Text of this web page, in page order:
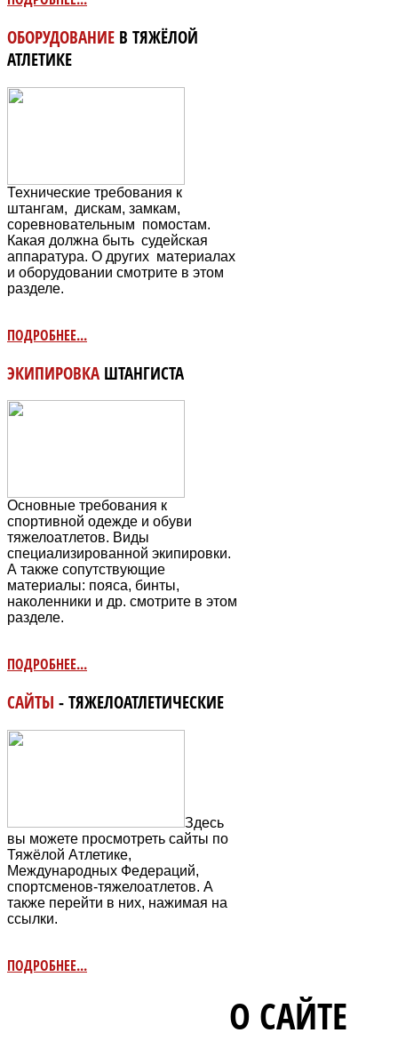
ОБОРУДОВАНИЕ В ТЯЖЁЛОЙ
АТЛЕТИКЕ
Технические требования к
штангам, дискам, замкам,
соревновательным помостам.
Какая должна быть судейская
аппаратура. О других материалах
и оборудовании смотрите в этом
разделе.
ПОДРОБНЕЕ...
ЭКИПИРОВКА ШТАНГИСТА
Основные требования к
спортивной одежде и обуви
тяжелоатлетов. Виды
специализированной экипировки.
А также сопутствующие
материалы: пояса, бинты,
наколенники и др. смотрите в этом
разделе.
ПОДРОБНЕЕ...
САЙТЫ - ТЯЖЕЛОАТЛЕТИЧЕСКИЕ
Здесь
вы можете просмотреть сайты по
Тяжёлой Атлетике,
Международных Федераций,
спортсменов-тяжелоатлетов. А
также перейти в них, нажимая на
ссылки.
ПОДРОБНЕЕ...
О САЙТЕ